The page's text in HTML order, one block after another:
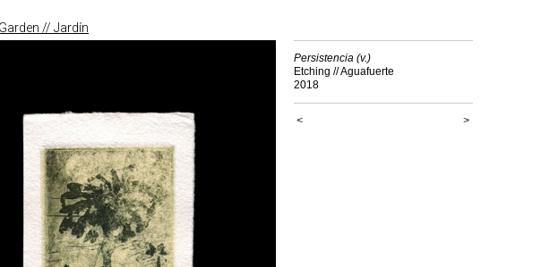
Garden // Jardín
Persistencia (v.)
Etching // Aguafuerte
2018
< >